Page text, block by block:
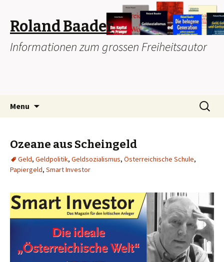
Roland Baader
Informationen zum grossen Freiheitsautor
Menu
Search
for:
Ozeane aus Scheingeld
Geld, Geldpolitik, Geldsozialismus, Österreichische Schule,
Papiergeld, Smart Investor